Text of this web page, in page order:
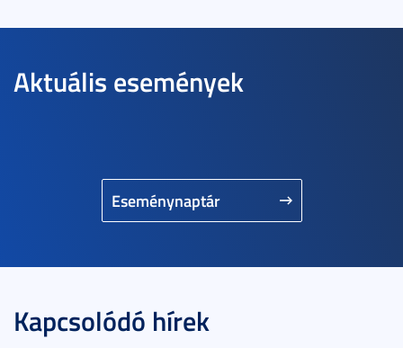
Aktuális események
Eseménynaptár
Kapcsolódó hírek